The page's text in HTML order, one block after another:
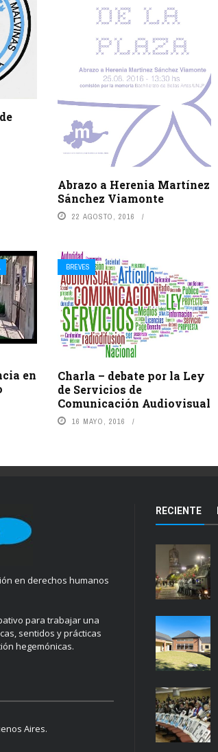
Abrazo a Herenia Martínez
Sánchez Viamonte
22 AGOSTO, 2016
en
BREVES
Charla – debate por la Ley
de Servicios de
Comunicación Audiovisual
16 MAYO, 2016
en derechos humanos
para trabajar una
sentidos y prácticas
hegemónicas.
Aires.
RECIENTE